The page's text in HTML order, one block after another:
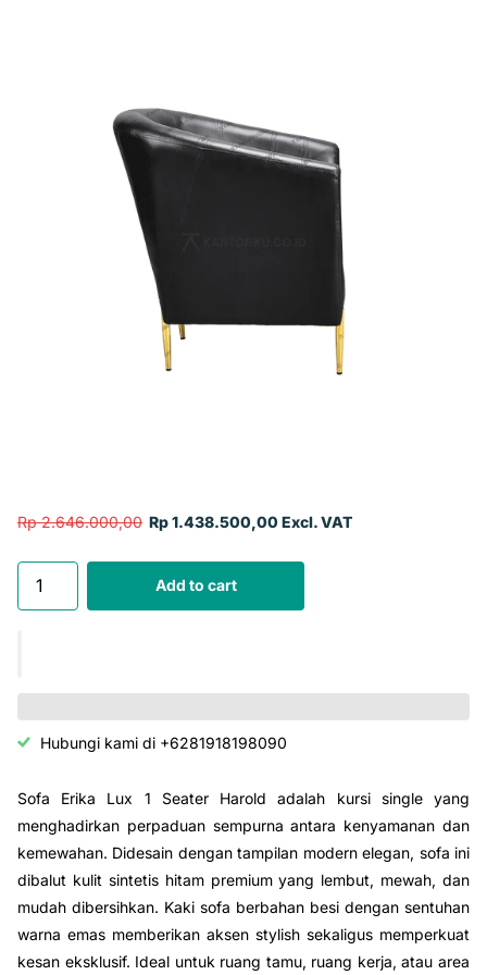
Rp 2.646.000,00 Rp 1.438.500,00 Excl. VAT
Add to cart
Hubungi kami di +6281918198090
Sofa Erika Lux 1 Seater Harold adalah kursi single yang
menghadirkan perpaduan sempurna antara kenyamanan dan
kemewahan. Didesain dengan tampilan modern elegan, sofa ini
dibalut kulit sintetis hitam premium yang lembut, mewah, dan
mudah dibersihkan. Kaki sofa berbahan besi dengan sentuhan
warna emas memberikan aksen stylish sekaligus memperkuat
kesan eksklusif. Ideal untuk ruang tamu, ruang kerja, atau area